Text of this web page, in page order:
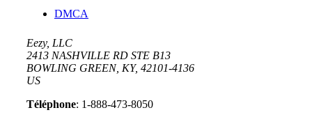
DMCA
Eezy, LLC
2413 NASHVILLE RD STE B13
BOWLING GREEN, KY, 42101-4136
US
Téléphone: 1-888-473-8050